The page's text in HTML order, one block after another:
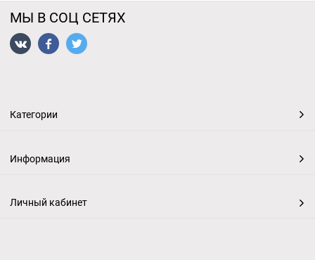
МЫ В СОЦ СЕТЯХ
Категории
Информация
Личный кабинет